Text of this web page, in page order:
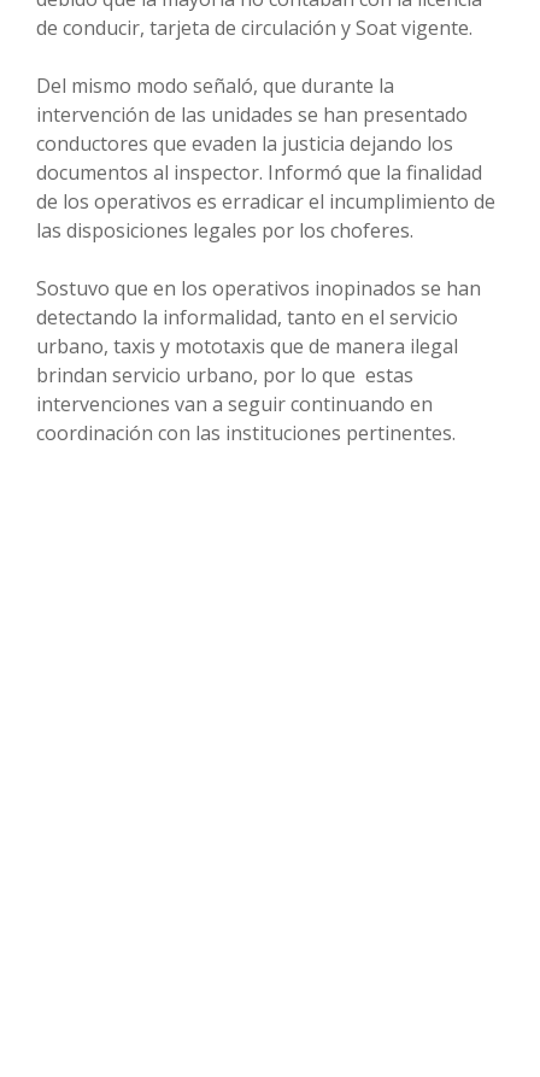
de conducir, tarjeta de circulación y Soat vigente.
Del mismo modo señaló, que durante la
intervención de las unidades se han presentado
conductores que evaden la justicia dejando los
documentos al inspector. Informó que la finalidad
de los operativos es erradicar el incumplimiento de
las disposiciones legales por los choferes.
Sostuvo que en los operativos inopinados se han
detectando la informalidad, tanto en el servicio
urbano, taxis y mototaxis que de manera ilegal
brindan servicio urbano, por lo que estas
intervenciones van a seguir continuando en
coordinación con las instituciones pertinentes.